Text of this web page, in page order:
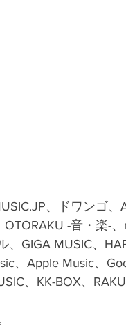
、ドワンゴ
-音・楽-
GIGA MUSIC、
、Apple Music、
、KK-BOX、